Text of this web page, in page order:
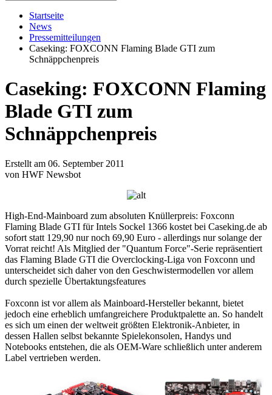
Startseite
News
Pressemitteilungen
Caseking: FOXCONN Flaming Blade GTI zum
Schnäppchenpreis
Caseking: FOXCONN Flaming
Blade GTI zum
Schnäppchenpreis
Erstellt am 06. September 2011
von HWF Newsbot
High-End-Mainboard zum absoluten Knüllerpreis: Foxconn
Flaming Blade GTI für Intels Sockel 1366 kostet bei Caseking.de ab
sofort statt 129,90 nur noch 69,90 Euro - allerdings nur solange der
Vorrat reicht! Als Mitglied der "Quantum Force"-Serie repräsentiert
das Flaming Blade GTI die Overclocking-Liga von Foxconn und
unterscheidet sich daher von den Geschwistermodellen vor allem
durch spezielle Übertaktungsfeatures
Foxconn ist vor allem als Mainboard-Hersteller bekannt, bietet
jedoch eine erheblich umfangreichere Produktpalette an. So handelt
es sich um einen der weltweit größten Elektronik-Anbieter, in
dessen Hallen selbst bekannte Spielekonsolen, Handys und
Notebooks entstehen, die als OEM-Ware schließlich unter anderem
Label vertrieben werden.